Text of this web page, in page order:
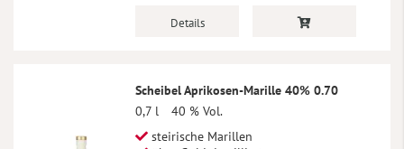
Details
Scheibel Aprikosen-Marille 40% 0.70
0,7 l
40 % Vol.
steirische Marillen